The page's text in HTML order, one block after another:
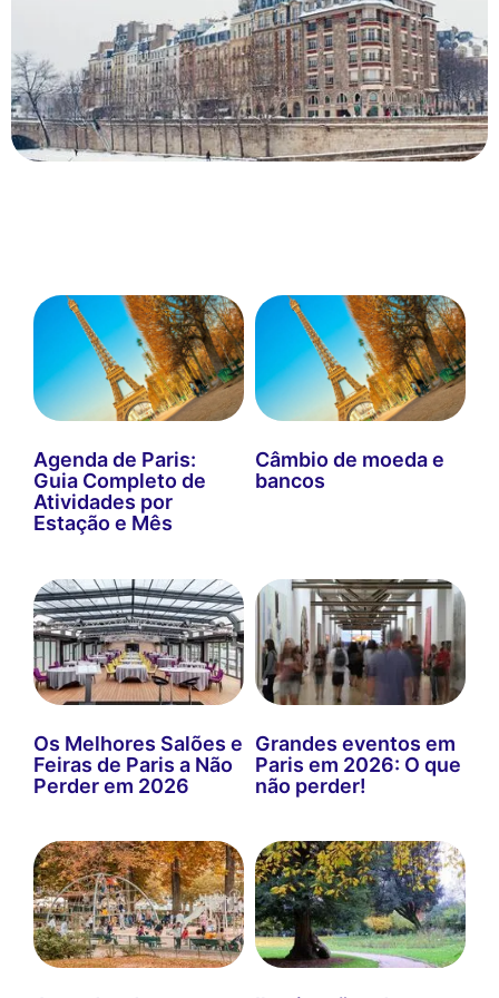
Agenda de Paris:
Guia Completo de
Atividades por
Estação e Mês
Câmbio de moeda e
bancos
Os Melhores Salões e
Feiras de Paris a Não
Perder em 2026
Grandes eventos em
Paris em 2026: O que
não perder!